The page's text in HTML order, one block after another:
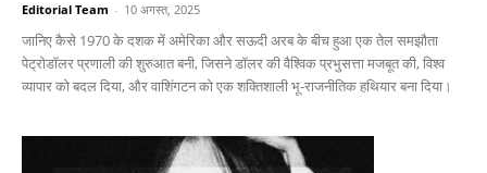
Editorial Team - 10 अगस्त, 2025
जानिए कैसे 1970 के दशक में अमेरिका और सऊदी अरब के बीच हुआ एक तेल समझौता
पेट्रोडॉलर प्रणाली की शुरुआत बनी, जिसने डॉलर की वैश्विक प्रभुसत्ता मजबूत की, विश्व
व्यापार को बदल दिया, और वाशिंगटन को एक शक्तिशाली भू-राजनीतिक हथियार बना दिया।